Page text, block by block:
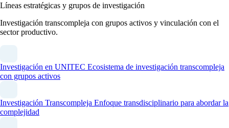
Líneas estratégicas y grupos de investigación
Investigación transcompleja con grupos activos y vinculación con el
sector productivo.
Investigación en UNITEC Ecosistema de investigación transcompleja
con grupos activos
Investigación Transcompleja Enfoque transdisciplinario para abordar la
complejidad